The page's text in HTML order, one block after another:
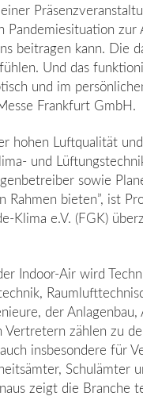
einer
Pandemiesituation
beitragen kann. Die
Und das
und im
Frankfurt GmbH.
hohen Luftqualität
und
sowie
bieten”, ist
Klima e.V. (FGK)
Indoor-Air wird
der
zählen zu
insbesondere für
Schulämter
zeigt die Branche